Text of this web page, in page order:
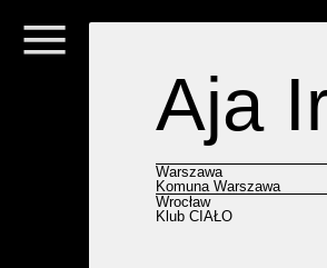
Aja
Warszawa
Komuna Warszawa
Wrocław
Klub CIAŁO